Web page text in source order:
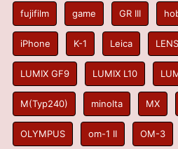
fujifilm game GR III
iPhone K-1 Leica LENS
LUMIX GF9 LUMIX L10
M(Typ240) minolta MX
OLYMPUS om-1 II OM-3